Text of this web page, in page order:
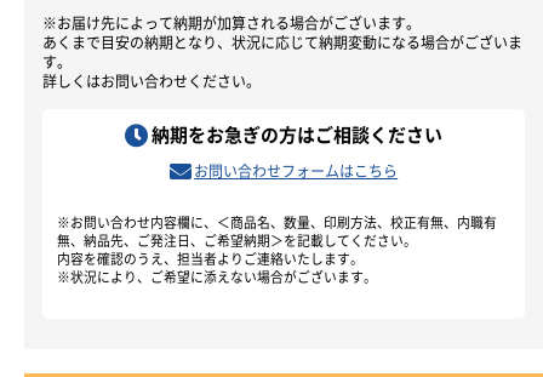
※お届け先によって納期が加算される場合がございます。
あくまで目安の納期となり、状況に応じて納期変動になる場合がございま
す。
詳しくはお問い合わせください。
納期をお急ぎの方はご相談ください
お問い合わせフォームはこちら
※お問い合わせ内容欄に、＜商品名、数量、印刷方法、校正有無、内職有
無、納品先、ご発注日、ご希望納期＞を記載してください。
内容を確認のうえ、担当者よりご連絡いたします。
※状況により、ご希望に添えない場合がございます。